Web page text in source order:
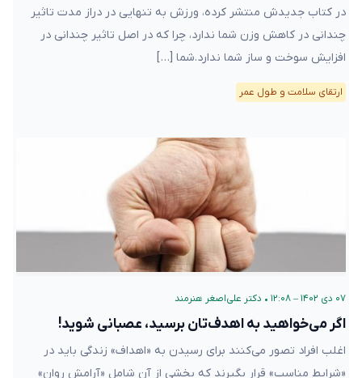
در کتاب جدیدش منتشر کرده، ورزش به تنهایی در دراز مدت تاثیر
چندانی در کاهش وزن شما ندارد، چرا که در اصل تاثیر چندانی در
افزایش سوخت و ساز شما ندارد.شما […]
ارتقای سلامت و طول عمر
۰۷ دی ۱۴۰۲ – ۱۲:۰۸ • دکتر علی‌اصغر هنرمند
اگر می‌خواهید به اهدف‌تان برسید، عصبانی شوید!
اغلب افراد تصور می‌کنند برای رسیدن به «اهداف» زندگی‌‌ باید در
«شرایط مناسب» قرار بگیرند که بخشی از آن شامل «آرامش روان»